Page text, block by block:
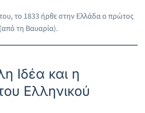
το 1833 ήρθε στην Ελλάδα ο πρώτος
(από τη Βαυαρία).
Ιδέα και η
Ελληνικού